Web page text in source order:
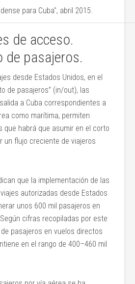
para Cuba", abril 2015.
de acceso.
de pasajeros.
desde Estados Unidos, en el
de pasajeros” (in/out), las
a Cuba correspondientes a
como marítima, permiten
que habrá que asumir en el corto
un flujo creciente de viajeros
que la implementación de las
autorizadas desde Estados
unos 600 mil pasajeros en
cifras recopiladas por este
pasajeros en vuelos directos
en el rango de 400–460 mil